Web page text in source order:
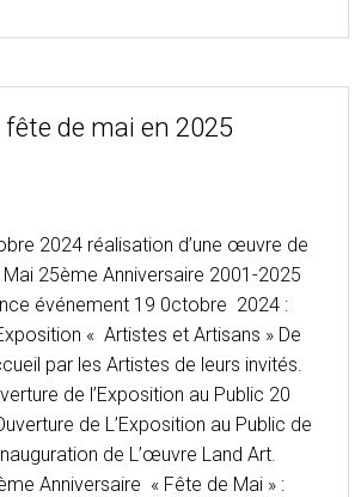
de mai en 2025
2024 réalisation d’une œuvre de
Mai 25ème Anniversaire 2001-2025
événement 19 0ctobre 2024 :
« Artistes et Artisans » De
par les Artistes de leurs invités.
de l’Exposition au Public 20
de L’Exposition au Public de
de L’œuvre Land Art.
Anniversaire « Fête de Mai » :